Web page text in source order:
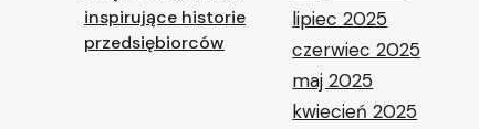
inspirujące historie
przedsiębiorców
lipiec 2025
czerwiec 2025
maj 2025
kwiecień 2025